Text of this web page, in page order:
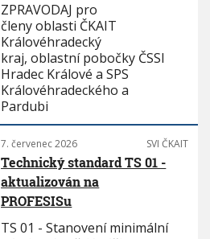
ZPRAVODAJ pro
členy oblasti ČKAIT
Královéhradecký
kraj, oblastní pobočky ČSSI
Hradec Králové a SPS
Královéhradeckého a
Pardubi
7. červenec 2026 SVI ČKAIT
Technický standard TS 01 -
aktualizován na
PROFESISu
TS 01 - Stanovení minimální